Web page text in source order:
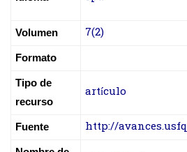
Volumen 7(2)
Formato
Tipo de
recurso
artículo
Fuente http://